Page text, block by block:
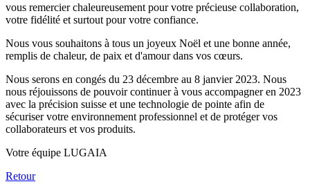
vous remercier chaleureusement pour votre précieuse collaboration,
votre fidélité et surtout pour votre confiance.
Nous vous souhaitons à tous un joyeux Noël et une bonne année,
remplis de chaleur, de paix et d'amour dans vos cœurs.
Nous serons en congés du 23 décembre au 8 janvier 2023. Nous
nous réjouissons de pouvoir continuer à vous accompagner en 2023
avec la précision suisse et une technologie de pointe afin de
sécuriser votre environnement professionnel et de protéger vos
collaborateurs et vos produits.
Votre équipe LUGAIA
Retour